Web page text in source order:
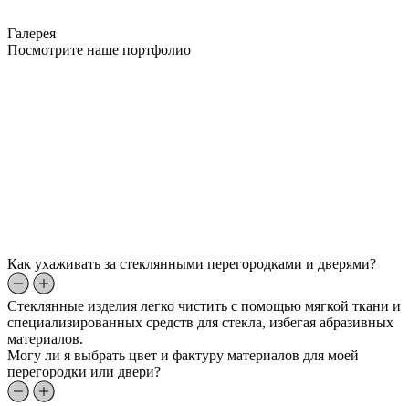
Галерея
Посмотрите наше портфолио
Как ухаживать за стеклянными перегородками и дверями?
Стеклянные изделия легко чистить с помощью мягкой ткани и
специализированных средств для стекла, избегая абразивных
материалов.
Могу ли я выбрать цвет и фактуру материалов для моей
перегородки или двери?